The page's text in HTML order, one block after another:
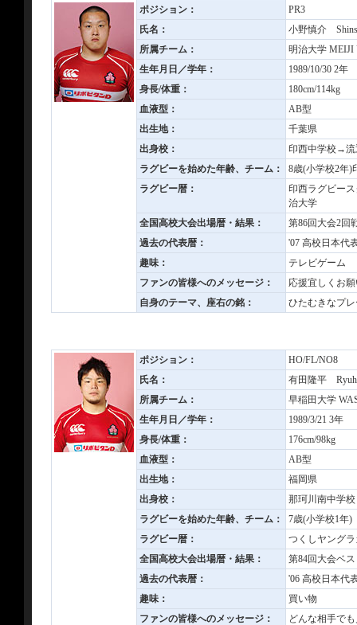
ポジション：
PR3
氏名：
小野慎介
所属チーム：
明治大学 MEIJI
生年月日／学年：
1989/10/30 2年
身長/体重：
180cm/114kg
血液型：
AB型
出生地：
千葉県
出身校：
印西中学校→流
ラグビーを始めた年齢、チーム：
8歳(小学校2年)
ラグビー暦：
印西ラグビー
治大学
全国高校大会出場暦・結果：
第86回大会2回
過去の代表暦：
'07 高校日本代
趣味：
テレビゲーム
ファンの皆様へのメッセージ：
応援宜しくお
自身のテーマ、座右の銘：
ひたむきなプ
ポジション：
HO/FL/NO8
氏名：
有田隆平
所属チーム：
早稲田大学
生年月日／学年：
1989/3/21 3年
身長/体重：
176cm/98kg
血液型：
AB型
出生地：
福岡県
出身校：
那珂川南中学
ラグビーを始めた年齢、チーム：
7歳(小学校1年
ラグビー暦：
つくしヤング
全国高校大会出場暦・結果：
第84回大会ベ
過去の代表暦：
'06 高校日本代
趣味：
買い物
ファンの皆様へのメッセージ：
どんな相手で